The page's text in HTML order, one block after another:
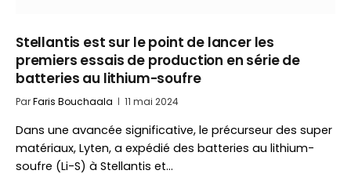
Stellantis est sur le point de lancer les
premiers essais de production en série de
batteries au lithium-soufre
ParFaris Bouchaala 11 mai 2024
Dans une avancée significative, le précurseur des super
matériaux, Lyten, a expédié des batteries au lithium-
soufre (Li-S) à Stellantis et…